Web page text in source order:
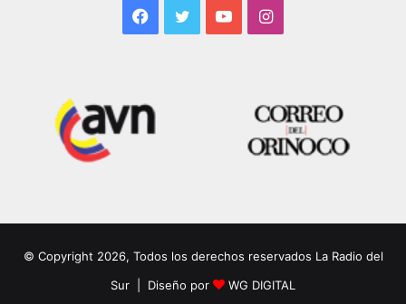
Facebook
TwitterYouTubeInstagram
© Copyright 2026, Todos los derechos reservados La Radio del
Sur | Diseño por
WG DIGITAL